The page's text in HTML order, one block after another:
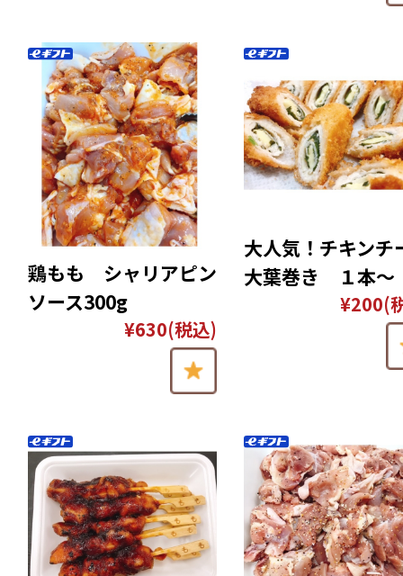
鶏もも シャリアピン
ソース300g
¥630(税込)
大人気！チキンチ
大葉巻き １本〜
¥200(